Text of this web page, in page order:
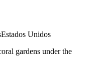
Estados Unidos
gardens under the